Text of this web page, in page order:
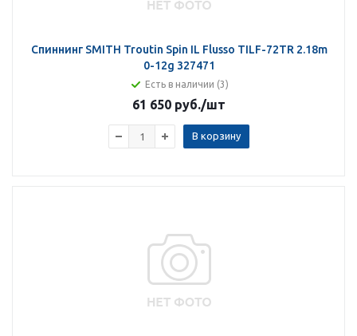
Спиннинг SMITH Troutin Spin IL Flusso TILF-72TR 2.18m
0-12g 327471
Есть в наличии (3)
61 650 руб./шт
В корзину